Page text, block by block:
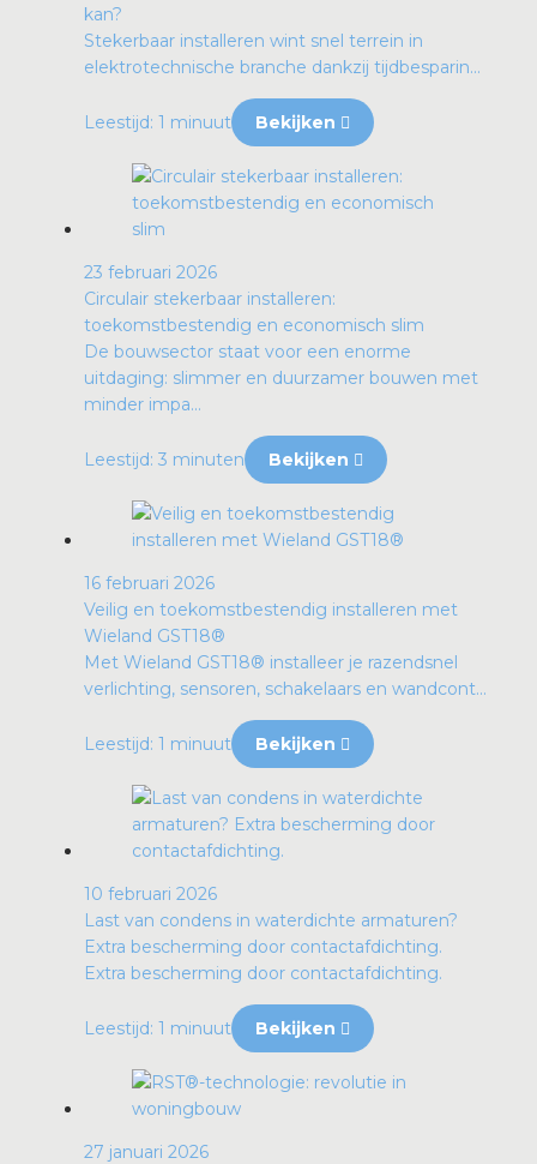
kan?
Stekerbaar installeren wint snel terrein in
elektrotechnische branche dankzij tijdbesparin...
Leestijd: 1 minuut Bekijken
23 februari 2026
Circulair stekerbaar installeren:
toekomstbestendig en economisch slim
De bouwsector staat voor een enorme
uitdaging: slimmer en duurzamer bouwen met
minder impa...
Leestijd: 3 minuten Bekijken
16 februari 2026
Veilig en toekomstbestendig installeren met
Wieland GST18®
Met Wieland GST18® installeer je razendsnel
verlichting, sensoren, schakelaars en wandcont...
Leestijd: 1 minuut Bekijken
10 februari 2026
Last van condens in waterdichte armaturen?
Extra bescherming door contactafdichting.
Extra bescherming door contactafdichting.
Leestijd: 1 minuut Bekijken
27 januari 2026